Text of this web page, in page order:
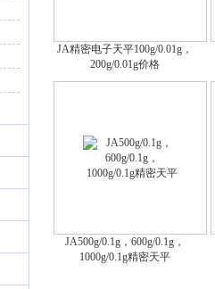
JA精密电子天平100g/0.01g，
200g/0.01g价格
JA500g/0.1g，600g/0.1g，
1000g/0.1g精密天平